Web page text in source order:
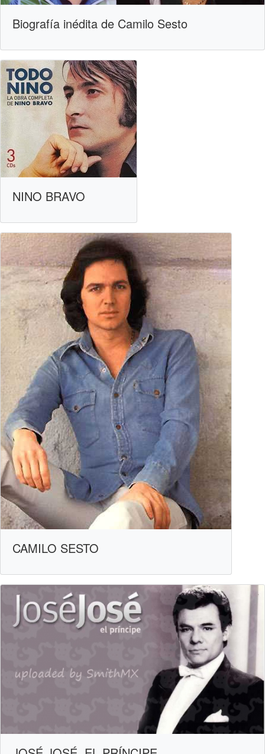
Biografía inédita de Camilo Sesto
NINO BRAVO
CAMILO SESTO